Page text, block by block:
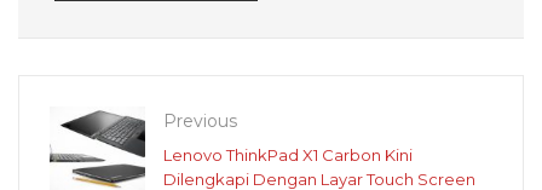
Previous
Lenovo ThinkPad X1 Carbon Kini
Dilengkapi Dengan Layar Touch Screen